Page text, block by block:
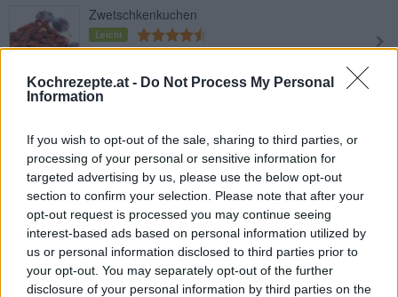
Kochrezepte.at - Do Not Process My Personal
Information
If you wish to opt-out of the sale, sharing to third parties, or
processing of your personal or sensitive information for
targeted advertising by us, please use the below opt-out
section to confirm your selection. Please note that after your
opt-out request is processed you may continue seeing
interest-based ads based on personal information utilized by
us or personal information disclosed to third parties prior to
your opt-out. You may separately opt-out of the further
disclosure of your personal information by third parties on the
Zwetschkenkuchen
Leicht
Karamellisierte Zwetschken mit
Zwetschken eingelegt in Cognac
Leicht
Zwetschken Crumble
Leicht